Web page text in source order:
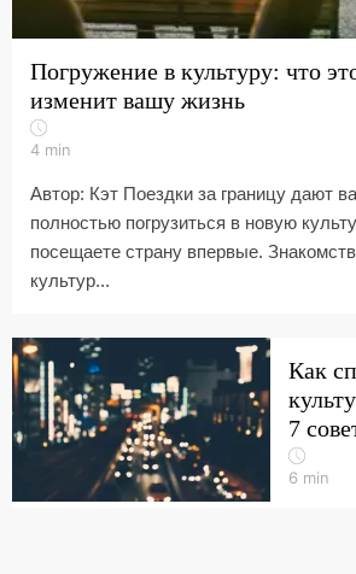
Погружение в культуру: что
изменит вашу жизнь
4 min
Автор: Кэт Поездки за границу дают
полностью погрузиться в новую
посещаете страну впервые.
культур...
Как
7
6 min